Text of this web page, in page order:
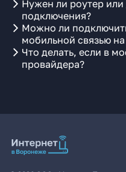
Нужен ли роутер
подключения?
Можно ли
мобильной связью
Что делать, если в
провайдера?